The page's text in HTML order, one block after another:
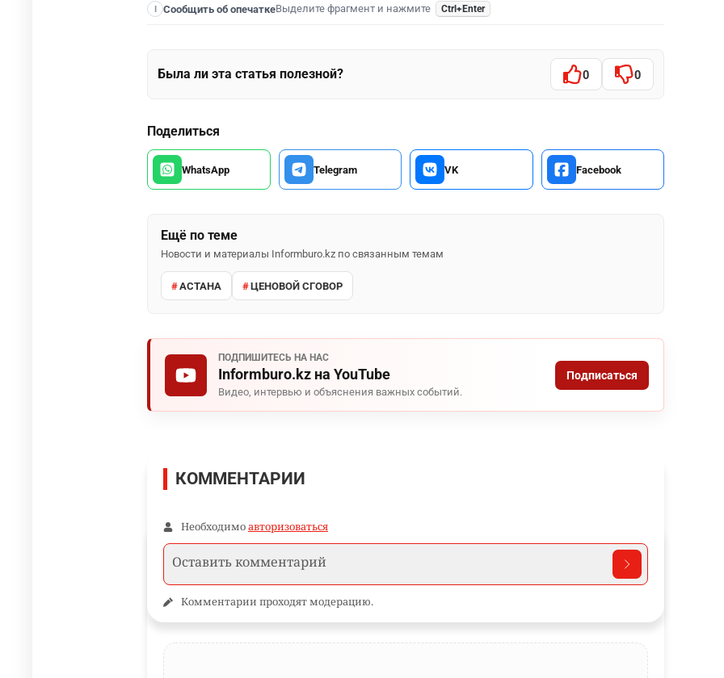
I Сообщить об опечаткеВыделите фрагмент и нажмите Ctrl+Enter
Была ли эта статья полезной? 0 0
Поделиться
WhatsApp Telegram VK Facebook
Ещё по теме
Новости и материалы Informburo.kz по связанным темам
АСТАНА ЦЕНОВОЙ СГОВОР
ПОДПИШИТЕСЬ НА НАС
Informburo.kz на YouTube
Видео, интервью и объяснения важных событий.
Подписаться
КОММЕНТАРИИ
Необходимоавторизоваться
Комментарии проходят модерацию.